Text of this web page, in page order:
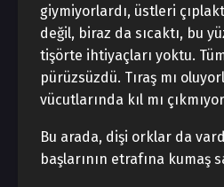
giymiyorlardı, üstleri
değil, biraz da sıcaktı, bu
tişörte ihtiyaçları yoktu.
pürüzsüzdü. Tıraş mı
vücutlarında kıl mı
Bu arada, dişi orklar da
başlarının etrafına kumaş